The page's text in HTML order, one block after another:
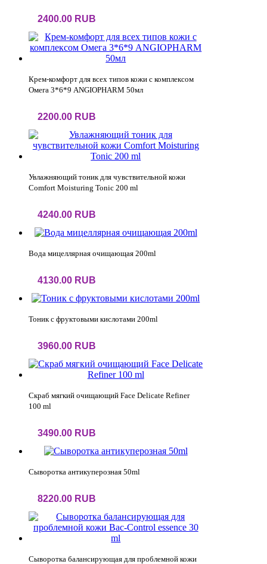
2400.00 RUB
Крем-комфорт для всех типов кожи с комплексом
Омега 3*6*9 ANGIOPHARM 50мл
2200.00 RUB
Увлажняющий тоник для чувствительной кожи
Comfort Moisturing Tonic 200 ml
4240.00 RUB
Вода мицеллярная очищающая 200ml
4130.00 RUB
Тоник с фруктовыми кислотами 200ml
3960.00 RUB
Скраб мягкий очищающий Face Delicate Refiner
100 ml
3490.00 RUB
Сыворотка антикуперозная 50ml
8220.00 RUB
Сыворотка балансирующая для проблемной кожи